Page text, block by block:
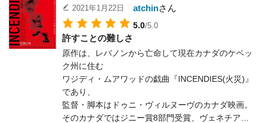
ただしハンディで撮るようなブレブレの画面は多用
しないので、とても観やすい。
最近はカメラも小型化され、臨場感を出しやすいと
いう理由でだか何だか知らないが、わざとブレ画面
を多用する監督が多いが、見づらいだけだ。
全編を通すと論理的に破綻している映画なのに、何
故か面白く観れてしまうのは
やはり監督であるマクティアナンの手腕によるとこ
ろが大きいだろう。
2021年1月22日 atchinさん
5.0/5.0
許すことの難しさ
原作は、レバノンから亡命して現在カナダのケベッ
ク州に住む
ワジディ・ムアワッドの戯曲『INCENDIES(火災)』
であり、
監督・脚本はドゥニ・ヴィルヌーヴのカナダ映画。
そのカナダではジニー賞8部門受賞、ヴェネチア国